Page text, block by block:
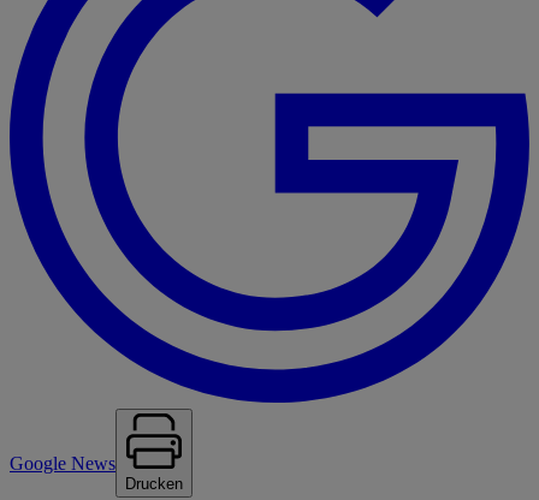
Google News
Drucken